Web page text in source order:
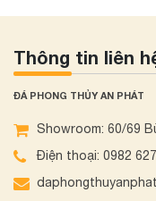
Thông tin liên
ĐÁ PHONG THỦY AN PHÁT
Showroom: 60/69
Điện thoại: 0982